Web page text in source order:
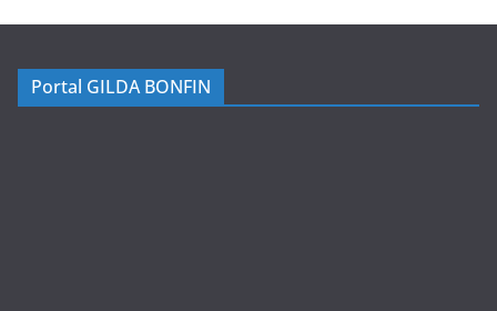
Portal GILDA BONFIN